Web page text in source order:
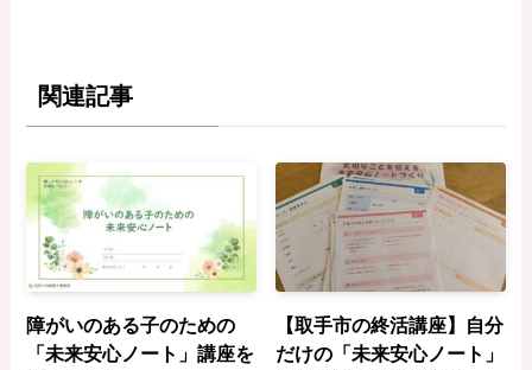
関連記事
障がいのある子のための
「未来安心ノート」講座を
【取手市の終活講座】自分
だけの「未来安心ノート」